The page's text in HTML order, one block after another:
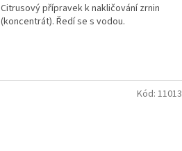
Citrusový přípravek k nakličování zrnin
(koncentrát). Ředí se s vodou.
Kód: 11013